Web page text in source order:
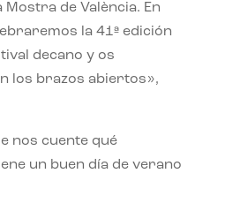
de València. En
la 41ª edición
decano y os
los brazos abiertos»,
nos cuente qué
un buen día de verano